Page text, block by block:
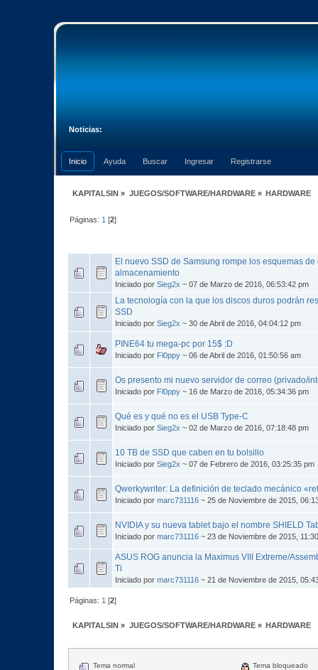
Noticias:
Inicio Ayuda Buscar Ingresar Registrarse
KAPITALSIN » JUEGOS/SOFTWARE/HARDWARE» HARDWARE
Páginas: 1 [2]
El nuevo SSD de Samsung rompe los esquemas de
almacenamiento
Iniciado por Sieg2x ~ 07 de Marzo de 2016, 06:53:42 pm
La tecnología con la que los discos duros podrán
SSD
Iniciado por Sieg2x ~ 30 de Abril de 2016, 04:04:12 pm
PINE64 tu mega-pc por 15$ :D
Iniciado por Fl0ppy ~ 06 de Abril de 2016, 01:50:56 am
Os presento mi nuevo servidor de correo (privado/
Iniciado por Fl0ppy ~ 16 de Marzo de 2016, 05:34:36 pm
Qué es y qué no es el USB Type-C
Iniciado por Sieg2x ~ 02 de Marzo de 2016, 07:18:48 pm
10 TB de SSD que caben en tu bolsillo
Iniciado por Sieg2x ~ 07 de Febrero de 2016, 03:25:35 pm
Qwerkywriter: La definición de teclado mecánico
Iniciado por marc731116 ~ 25 de Noviembre de 2015,
NVIDIA y su nueva tablet bajo el nombre SHIELD
Iniciado por marc731116 ~ 23 de Noviembre de 2015,
ASUS ROG anuncia la Maximus VIII Extreme/
Ti
Iniciado por marc731116 ~ 21 de Noviembre de 2015,
Páginas: 1 [2]
KAPITALSIN » JUEGOS/SOFTWARE/HARDWARE» HARDWARE
Tema normal
Tema bloqueado